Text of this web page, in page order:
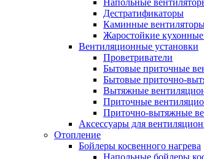
Напольные
Дестратификаторы
Каминные
Жаростойкие
Вентиляционные установки
Проветриватели
Бытовые приточные
Бытовые приточно-
Вытяжные
Приточные
Приточно-вытяжные
Аксессуары для
Отопление
Бойлеры косвенного нагрева